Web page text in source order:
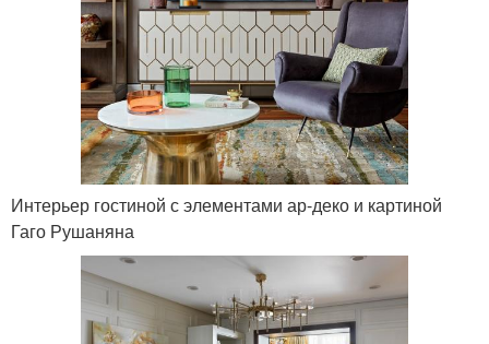
Интерьер гостиной с элементами ар-деко и картиной
Гаго Рушаняна